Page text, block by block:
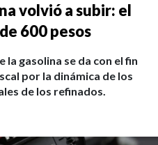
volvió a subir: el
600 pesos
gasolina se da con el fin
por la dinámica de los
de los refinados.